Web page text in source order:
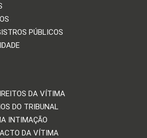
PÚBLICOS
DA VÍTIMA
DO TRIBUNAL
INTIMAÇÃO
DA VÍTIMA